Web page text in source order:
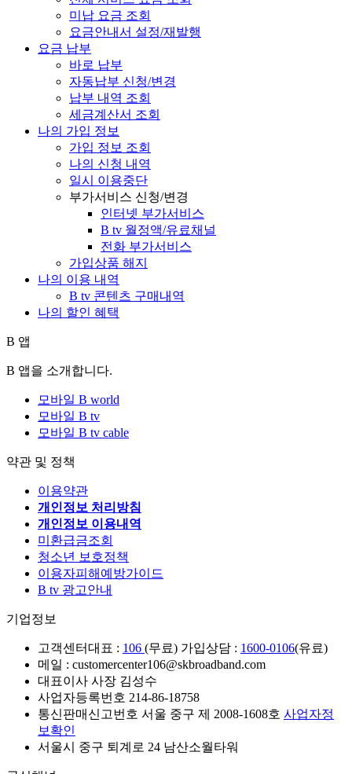
미납 요금 조회
요금안내서 설정/재발행
요금 납부
바로 납부
자동납부 신청/변경
납부 내역 조회
세금계산서 조회
나의 가입 정보
가입 정보 조회
나의 신청 내역
일시 이용중단
부가서비스 신청/변경
인터넷 부가서비스
B tv 월정액/유료채널
전화 부가서비스
가입상품 해지
나의 이용 내역
B tv 콘텐츠 구매내역
나의 할인 혜택
B 앱
B 앱을 소개합니다.
모바일 B world
모바일 B tv
모바일 B tv cable
약관 및 정책
이용약관
개인정보 처리방침
개인정보 이용내역
미환급금조회
청소년 보호정책
이용자피해예방가이드
B tv 광고안내
기업정보
고객센터대표 : 106 (무료) 가입상담 : 1600-0106(유료)
메일 : customercenter106@skbroadband.com
대표이사 사장 김성수
사업자등록번호 214-86-18758
통신판매신고번호 서울 중구 제 2008-1608호 사업자정
보확인
서울시 중구 퇴계로 24 남산소월타워